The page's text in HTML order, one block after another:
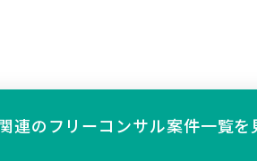
連のフリーコンサル案件一覧を